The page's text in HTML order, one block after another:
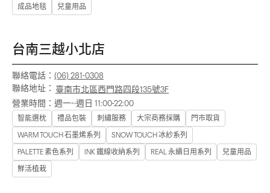
成品地毯
兒童用品
台南三越小北店
聯絡電話： (06) 281-0308
聯絡地址： 臺南市北區西門路四段135號3F
營業時間： 週一~週日 11:00-22:00
智能選枕 禮品包裝 刺繡服務 大宗商務採購
門市取貨
WARM TOUCH 石墨烯系列
SNOW TOUCH 冰紗系列
PALETTE 素色系列
INK 鐵線收納系列 REAL 永續日用系列
兒童用品
鮮活植栽